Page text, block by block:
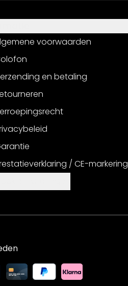
voorwaarden
en betaling
/ CE-markering